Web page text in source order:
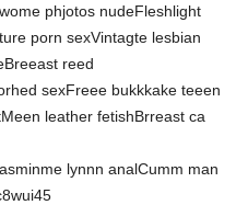
phjotos nudeFleshlight
porn sexVintagte lesbian
reed
sexFreee bukkkake teeen
leather fetishBrreast ca
lynnn analCumm man